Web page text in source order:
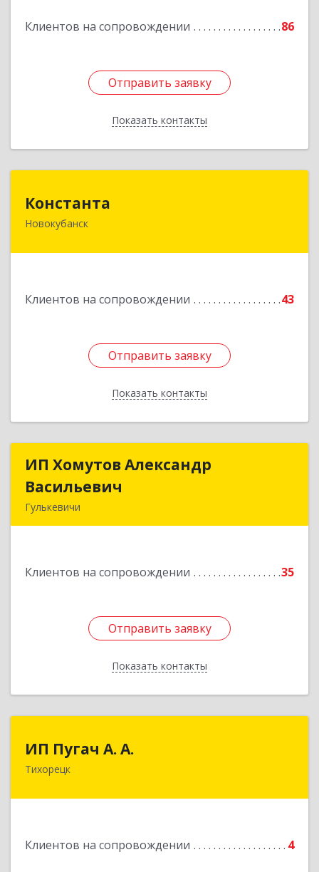
Клиентов на сопровождении 86
Отправить заявку
Показать контакты
Подробнее
Отправить заявку
Назад
Константа
Новокубанск
Клиентов на сопровождении 43
Отправить заявку
Показать контакты
352240, Краснодарский край, Новокубанск г,
Отправить заявку
Назад
ИП Хомутов Александр
Васильевич
Гулькевичи
Клиентов на сопровождении 35
Отправить заявку
Показать контакты
ИП Хомутов Александр
Подробнее
Отправить заявку
Назад
ИП Пугач А. А.
Тихорецк
Клиентов на сопровождении 4
352114, Краснодарский край, Тихорецкий р-н,
Подробнее